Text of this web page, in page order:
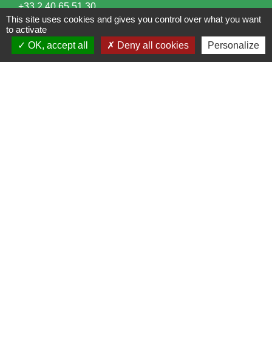
+33 2 40 65 51 30
Contact par formulaire
Horaires d'ouverture:
This site uses cookies and gives you control over what you want
to activate
OK, accept all
Deny all cookies Personalize